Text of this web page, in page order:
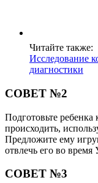
Читайте также:
Исследование
диагностики
СОВЕТ №2
Подготовьте ребенка
происходить,
Предложите ему
отвлечь его во
СОВЕТ №3